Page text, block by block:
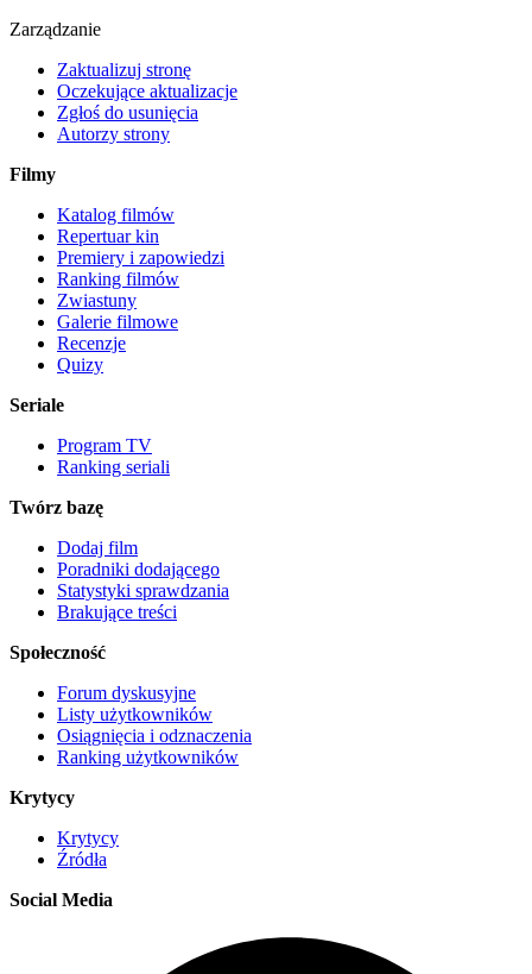
Zarządzanie
Zaktualizuj stronę
Oczekujące aktualizacje
Zgłoś do usunięcia
Autorzy strony
Filmy
Katalog filmów
Repertuar kin
Premiery i zapowiedzi
Ranking filmów
Zwiastuny
Galerie filmowe
Recenzje
Quizy
Seriale
Program TV
Ranking seriali
Twórz bazę
Dodaj film
Poradniki dodającego
Statystyki sprawdzania
Brakujące treści
Społeczność
Forum dyskusyjne
Listy użytkowników
Osiągnięcia i odznaczenia
Ranking użytkowników
Krytycy
Krytycy
Źródła
Social Media